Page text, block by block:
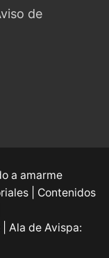
de
a amarme
| Contenidos
| Ala de Avispa: